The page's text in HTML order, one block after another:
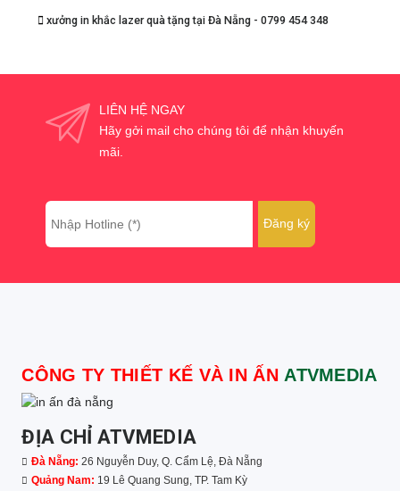
xưởng in khắc lazer quà tặng tại Đà Nẵng - 0799 454 348
LIÊN HỆ NGAY
Hãy gởi mail cho chúng tôi để nhận khuyến
mãi.
CÔNG TY THIẾT KẾ VÀ IN ẤN ATVMEDIA
ĐỊA CHỈ ATVMEDIA
Đà Nẵng: 26 Nguyễn Duy, Q. Cẩm Lệ, Đà Nẵng
Quảng Nam: 19 Lê Quang Sung, TP. Tam Kỳ